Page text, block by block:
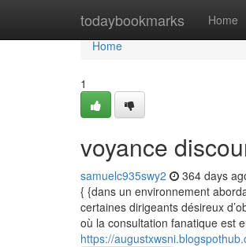
todaybookmarks Home
Home
Home
1
voyance
samuelc935swy2 364 days
{ {dans un environnement
certaines dirigeants désireux
où la consultation fanatique est
https://